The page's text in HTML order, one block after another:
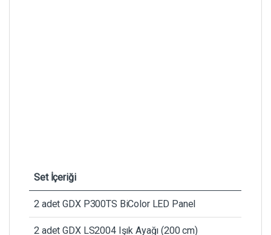
Set İçeriği
2 adet GDX P300TS BiColor LED Panel
2 adet GDX LS2004 Işık Ayağı (200 cm)